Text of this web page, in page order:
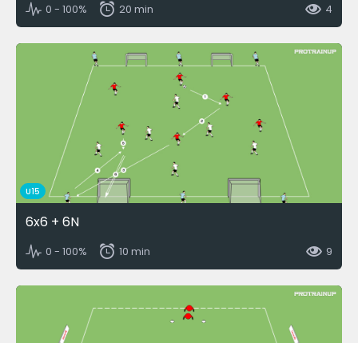
0 - 100% 20 min 4
U15
6x6 + 6N
0 - 100% 10 min 9